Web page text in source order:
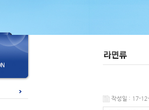
작성일 : 17-